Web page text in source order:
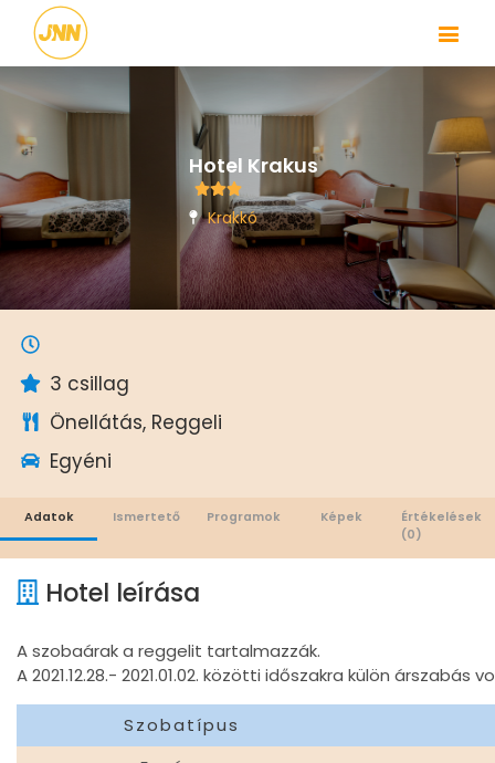
Hotel Krakus
Krakkó
3 csillag
Önellátás, Reggeli
Egyéni
Adatok Ismertető Programok Képek
Értékelések
(0)
Hotel leírása
A szobaárak a reggelit tartalmazzák.
A 2021.12.28.- 2021.01.02. közötti időszakra külön árszabás
Szobatípus